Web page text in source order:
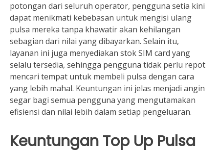
potongan dari seluruh operator, pengguna setia kini
dapat menikmati kebebasan untuk mengisi ulang
pulsa mereka tanpa khawatir akan kehilangan
sebagian dari nilai yang dibayarkan. Selain itu,
layanan ini juga menyediakan stok SIM card yang
selalu tersedia, sehingga pengguna tidak perlu repot
mencari tempat untuk membeli pulsa dengan cara
yang lebih mahal. Keuntungan ini jelas menjadi angin
segar bagi semua pengguna yang mengutamakan
efisiensi dan nilai lebih dalam setiap pengeluaran.
Keuntungan Top Up Pulsa